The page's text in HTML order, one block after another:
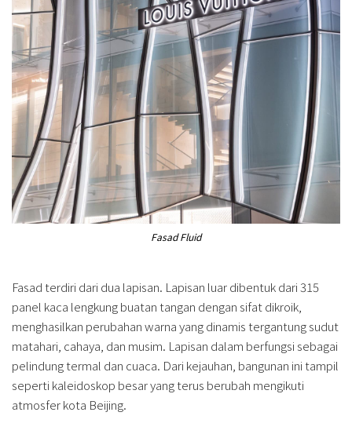
Fasad Fluid
Fasad terdiri dari dua lapisan. Lapisan luar dibentuk dari 315
panel kaca lengkung buatan tangan dengan sifat dikroik,
menghasilkan perubahan warna yang dinamis tergantung sudut
matahari, cahaya, dan musim. Lapisan dalam berfungsi sebagai
pelindung termal dan cuaca. Dari kejauhan, bangunan ini tampil
seperti kaleidoskop besar yang terus berubah mengikuti
atmosfer kota Beijing.